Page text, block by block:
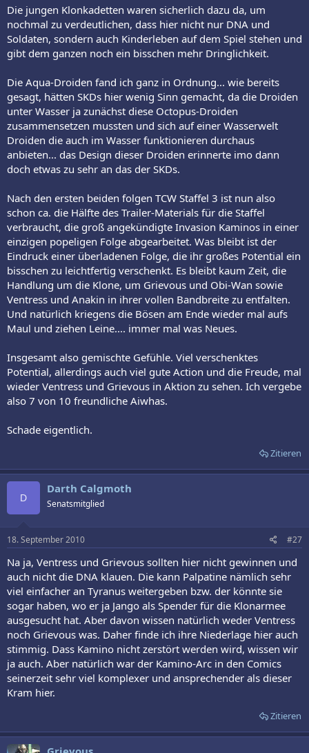
Die jungen Klonkadetten waren sicherlich dazu da, um
nochmal zu verdeutlichen, dass hier nicht nur DNA und
Soldaten, sondern auch Kinderleben auf dem Spiel stehen und
gibt dem ganzen noch ein bisschen mehr Dringlichkeit.
Die Aqua-Droiden fand ich ganz in Ordnung... wie bereits
gesagt, hätten SKDs hier wenig Sinn gemacht, da die Droiden
unter Wasser ja zunächst diese Octopus-Droiden
zusammensetzen mussten und sich auf einer Wasserwelt
Droiden die auch im Wasser funktionieren durchaus
anbieten... das Design dieser Droiden erinnerte imo dann
doch etwas zu sehr an das der SKDs.
Nach den ersten beiden folgen TCW Staffel 3 ist nun also
schon ca. die Hälfte des Trailer-Materials für die Staffel
verbraucht, die groß angekündigte Invasion Kaminos in einer
einzigen popeligen Folge abgearbeitet. Was bleibt ist der
Eindruck einer überladenen Folge, die ihr großes Potential ein
bisschen zu leichtfertig verschenkt. Es bleibt kaum Zeit, die
Handlung um die Klone, um Grievous und Obi-Wan sowie
Ventress und Anakin in ihrer vollen Bandbreite zu entfalten.
Und natürlich kriegens die Bösen am Ende wieder mal aufs
Maul und ziehen Leine.... immer mal was Neues.
Insgesamt also gemischte Gefühle. Viel verschenktes
Potential, allerdings auch viel gute Action und die Freude, mal
wieder Ventress und Grievous in Aktion zu sehen. Ich vergebe
also 7 von 10 freundliche Aiwhas.
Schade eigentlich.
Zitieren
D
Darth Calgmoth
Senatsmitglied
18. September 2010 #27
Na ja, Ventress und Grievous sollten hier nicht gewinnen und
auch nicht die DNA klauen. Die kann Palpatine nämlich sehr
viel einfacher an Tyranus weitergeben bzw. der könnte sie
sogar haben, wo er ja Jango als Spender für die Klonarmee
ausgesucht hat. Aber davon wissen natürlich weder Ventress
noch Grievous was. Daher finde ich ihre Niederlage hier auch
stimmig. Dass Kamino nicht zerstört werden wird, wissen wir
ja auch. Aber natürlich war der Kamino-Arc in den Comics
seinerzeit sehr viel komplexer und ansprechender als dieser
Kram hier.
Zitieren